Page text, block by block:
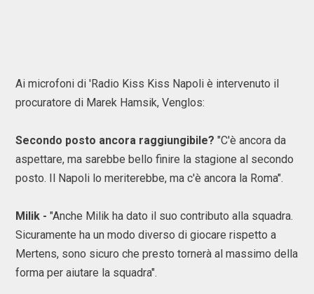
Ai microfoni di 'Radio Kiss Kiss Napoli è intervenuto il
procuratore di Marek Hamsik, Venglos:
Secondo posto ancora raggiungibile? "C'è ancora da
aspettare, ma sarebbe bello finire la stagione al secondo
posto. Il Napoli lo meriterebbe, ma c'è ancora la Roma".
Milik - "Anche Milik ha dato il suo contributo alla squadra.
Sicuramente ha un modo diverso di giocare rispetto a
Mertens, sono sicuro che presto tornerà al massimo della
forma per aiutare la squadra".